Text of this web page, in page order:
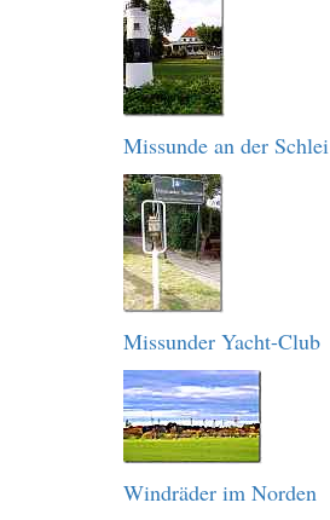
Missunde an der Schlei
Missunder Yacht-Club
Windräder im Norden